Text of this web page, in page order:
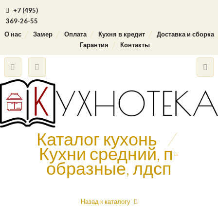
+7 (495)
369-26-55
О нас
Замер Оплата Кухня в кредит
Доставка и сборка
Гарантия
Контакты
Каталог кухонь /
Кухни средний, п-
образные, лдсп
Назад к каталогу